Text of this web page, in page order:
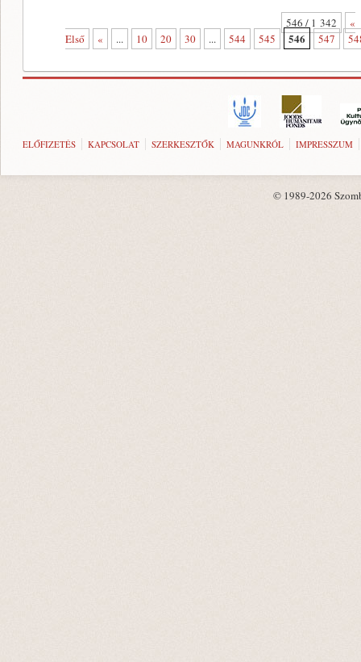
546 / 1 342
«
Első
« ... 10 20 30 ... 544 545 546 547
ELŐFIZETÉS KAPCSOLAT SZERKESZTŐK MAGUNKRÓL IMPRESSZUM
© 1989-2026